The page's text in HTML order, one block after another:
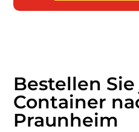
Bestellen
Container
Praunheim